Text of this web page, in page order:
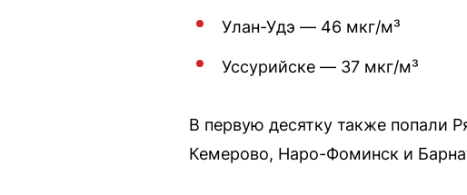
Улан-Удэ — 46 мкг/м³
Уссурийске — 37 мкг/м³
В первую десятку также попали
Кемерово, Наро-Фоминск и